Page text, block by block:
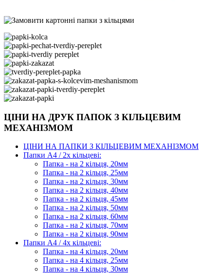
ЦІНИ НА ДРУК ПАПОК З КІЛЬЦЕВИМ
МЕХАНІЗМОМ
ЦІНИ НА ПАПКИ З КІЛЬЦЕВИМ МЕХАНІЗМОМ
Папки А4 / 2х кільцеві:
Папка - на 2 кільця, 20мм
Папка - на 2 кільця, 25мм
Папка - на 2 кільця, 30мм
Папка - на 2 кільця, 40мм
Папка - на 2 кільця, 45мм
Папка - на 2 кільця, 50мм
Папка - на 2 кільця, 60мм
Папка - на 2 кільця, 70мм
Папка - на 2 кільця, 90мм
Папки А4 / 4х кільцеві:
Папка - на 4 кільця, 20мм
Папка - на 4 кільця, 25мм
Папка - на 4 кільця, 30мм